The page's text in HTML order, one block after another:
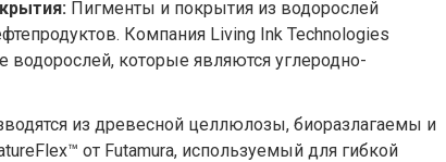
Пигменты и покрытия из водорослей
Компания Living Ink Technologies
водорослей, которые являются углеродно-
из древесной целлюлозы, биоразлагаемы и
от Futamura, используемый для гибкой